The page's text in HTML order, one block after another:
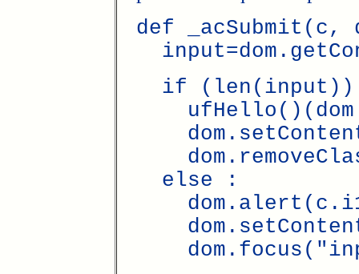
def _acSubmit(c,
if
else :